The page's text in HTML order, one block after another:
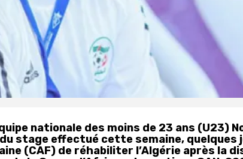
nationale des moins de 23 ans (U23)
stage effectué cette semaine, quelques
(CAF) de réhabiliter l’Algérie après la